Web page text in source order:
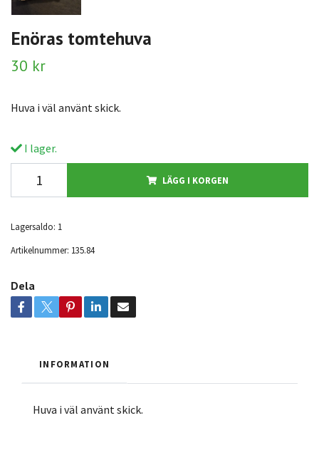
Enöras tomtehuva
30 kr
Huva i väl använt skick.
I lager.
LÄGG I KORGEN
Lagersaldo: 1
Artikelnummer: 135.84
Dela
INFORMATION
Huva i väl använt skick.